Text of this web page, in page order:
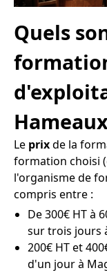
Quels
Le prixde la
formation choisi
l'organisme de
compris entre :
De 300€ HT à
sur trois jours
200€ HT et
d'un jour à